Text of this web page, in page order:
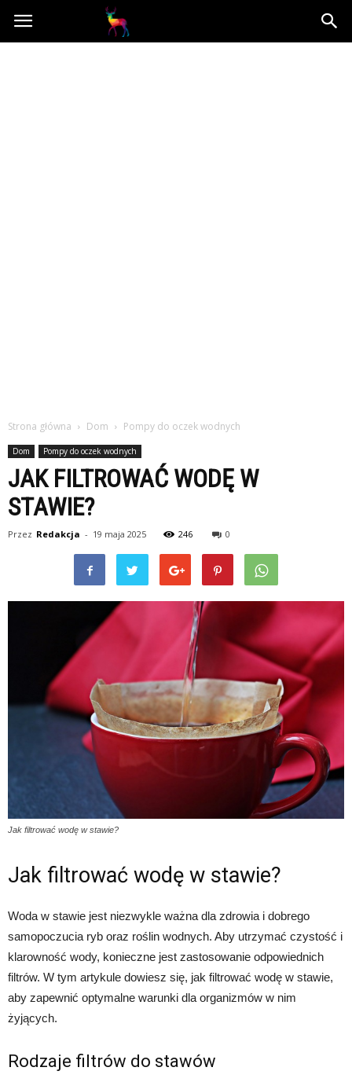
Mooseart.pl
Strona główna Dom Pompy do oczek wodnych
Dom Pompy do oczek wodnych
JAK FILTROWAĆ WODĘ W
STAWIE?
Przez Redakcja - 19 maja 2025 246 0
Jak filtrować wodę w stawie?
Jak filtrować wodę w stawie?
Woda w stawie jest niezwykle ważna dla zdrowia i dobrego
samopoczucia ryb oraz roślin wodnych. Aby utrzymać czystość i
klarowność wody, konieczne jest zastosowanie odpowiednich
filtrów. W tym artykule dowiesz się, jak filtrować wodę w stawie,
aby zapewnić optymalne warunki dla organizmów w nim
żyjących.
Rodzaje filtrów do stawów